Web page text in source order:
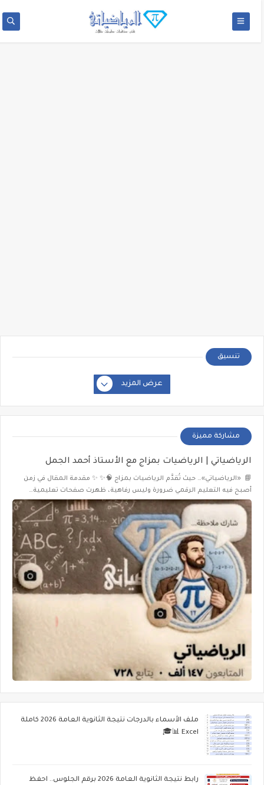
تنسيق
عرض المزيد
مشاركة مميزة
الرياضياتي | الرياضيات بمزاج مع الأستاذ أحمد الجمل
📘 «الرياضياتي»… حيث تُقدَّم الرياضيات بمزاج 🧠✨ ✨ مقدمة المقال في زمن
أصبح فيه التعليم الرقمي ضرورة وليس رفاهية، ظهرت صفحات تعليمية…
ملف الأسماء بالدرجات نتيجة الثانوية العامة 2026 كاملة
Excel 📊🎓
رابط نتيجة الثانوية العامة 2026 برقم الجلوس.. احفظ